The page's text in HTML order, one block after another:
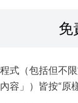
免
式（包括但不
容」）皆按“原樣